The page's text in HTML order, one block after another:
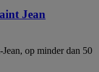
Jean
op minder dan 50